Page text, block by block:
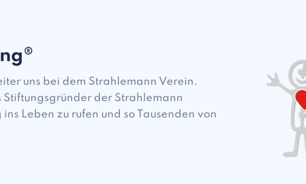
uns bei dem Strahlemann Verein.
der Strahlemann
Leben zu rufen und so Tausenden von